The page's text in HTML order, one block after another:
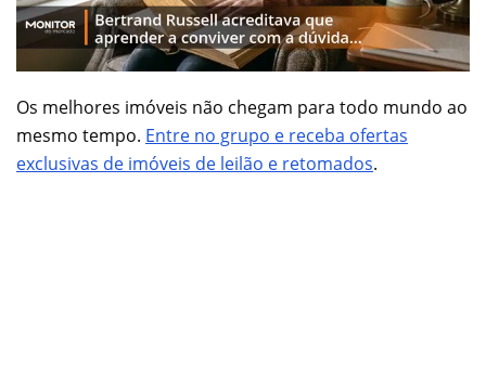
Os melhores imóveis não chegam para todo mundo ao
mesmo tempo. Entre no grupo e receba ofertas
exclusivas de imóveis de leilão e retomados.